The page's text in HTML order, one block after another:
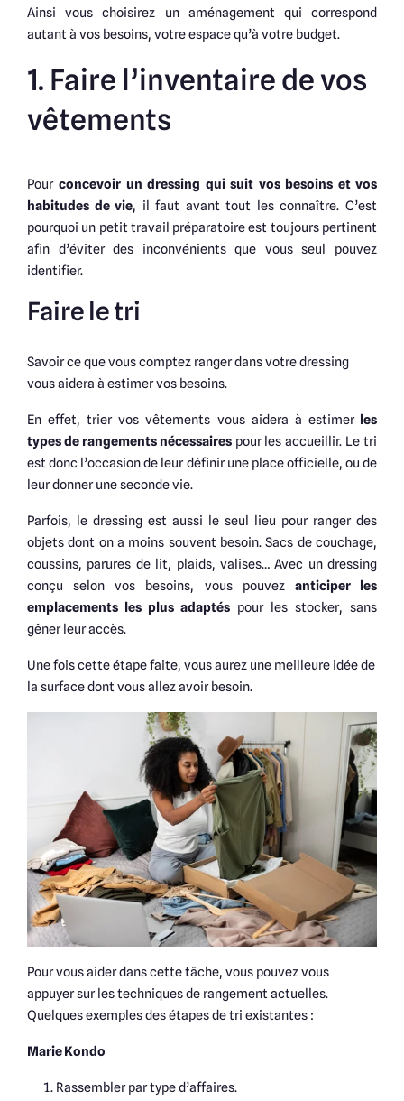
Ainsi vous choisirez un aménagement qui correspond
autant à vos besoins, votre espace qu’à votre budget.
1. Faire l’inventaire de vos
vêtements
Pourconcevoir un dressing qui suit vos besoins et vos
habitudes de vie, il faut avant tout les connaître. C’est
pourquoi un petit travail préparatoire est toujours pertinent
afin d’éviter des inconvénients que vous seul pouvez
identifier.
Faire le tri
Savoir ce que vous comptez ranger dans votre dressing
vous aidera à estimer vos besoins.
En effet, trier vos vêtements vous aidera à estimerles
types de rangements nécessairespour les accueillir. Le tri
est donc l’occasion de leur définir une place officielle, ou de
leur donner une seconde vie.
Parfois, le dressing est aussi le seul lieu pour ranger des
objets dont on a moins souvent besoin. Sacs de couchage,
coussins, parures de lit, plaids, valises… Avec un dressing
conçu selon vos besoins, vous pouvez anticiper les
emplacements les plus adaptés pour les stocker, sans
gêner leur accès.
Une fois cette étape faite, vous aurez une meilleure idée de
la surface dont vous allez avoir besoin.
Pour vous aider dans cette tâche, vous pouvez vous
appuyer sur les techniques de rangement actuelles.
Quelques exemples des étapes de tri existantes :
Marie Kondo
Rassembler par type d’affaires.